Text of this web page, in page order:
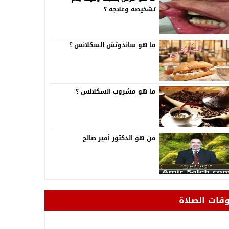
تشخيصه وعلاجه ؟
ما هو ساندوتش السكلانس ؟
ما هو مشروب السكلانس ؟
من هو الدكتور أمير صالح
الصلاة